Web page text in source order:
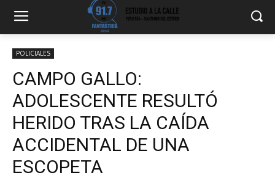
POLICIALES
CAMPO GALLO:
ADOLESCENTE RESULTÓ
HERIDO TRAS LA CAÍDA
ACCIDENTAL DE UNA
ESCOPETA